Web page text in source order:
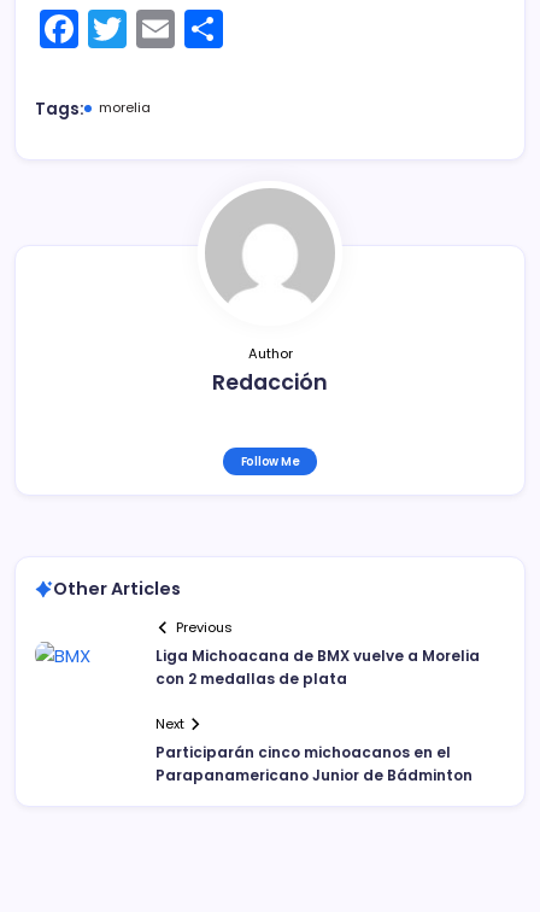
F
a
c
T
w
itt
E
m
ar
tir
Tags: morelia
Author
Redacción
Follow Me
Other Articles
Previous
Liga Michoacana de BMX vuelve a Morelia
con 2 medallas de plata
Next
Participarán cinco michoacanos en el
Parapanamericano Junior de Bádminton